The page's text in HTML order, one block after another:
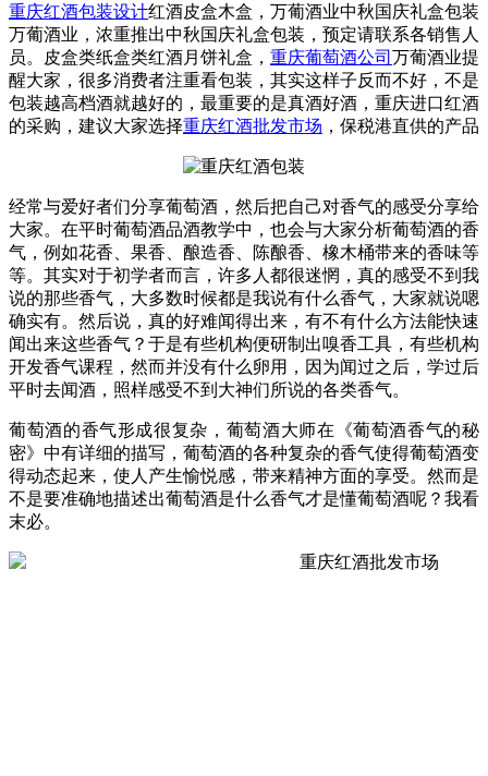
重庆红酒包装设计红酒皮盒木盒，万葡酒业中秋国庆礼盒包装
万葡酒业，浓重推出中秋国庆礼盒包装，预定请联系各销售人
员。皮盒类纸盒类红酒月饼礼盒， 重庆葡萄酒公司 万葡酒业提
醒大家，很多消费者注重看包装，其实这样子反而不好，不是
包装越高档酒就越好的，最重要的是真酒好酒，重庆进口红酒
的采购，建议大家选择重庆红酒批发市场 ，保税港直供的产品
经常与爱好者们分享葡萄酒，然后把自己对香气的感受分享给
大家。在平时葡萄酒品酒教学中，也会与大家分析葡萄酒的香
气，例如花香、果香、酿造香、陈酿香、橡木桶带来的香味等
等。其实对于初学者而言，许多人都很迷惘，真的感受不到我
说的那些香气，大多数时候都是我说有什么香气，大家就说嗯
确实有。然后说，真的好难闻得出来，有不有什么方法能快速
闻出来这些香气？于是有些机构便研制出嗅香工具，有些机构
开发香气课程，然而并没有什么卵用，因为闻过之后，学过后
平时去闻酒，照样感受不到大神们所说的各类香气。
葡萄酒的香气形成很复杂，葡萄酒大师在《葡萄酒香气的秘
密》中有详细的描写，葡萄酒的各种复杂的香气使得葡萄酒变
得动态起来，使人产生愉悦感，带来精神方面的享受。然而是
不是要准确地描述出葡萄酒是什么香气才是懂葡萄酒呢？我看
末必。